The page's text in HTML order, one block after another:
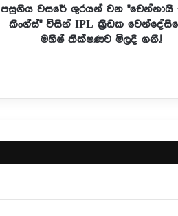
පසුගිය වසරේ ශුරයන් වන "චෙන්නායි
කිංග්ස්" විසින් IPL ක්‍රිඩක
මහීෂ් තීක්ෂණව මිලදී ගනී.!